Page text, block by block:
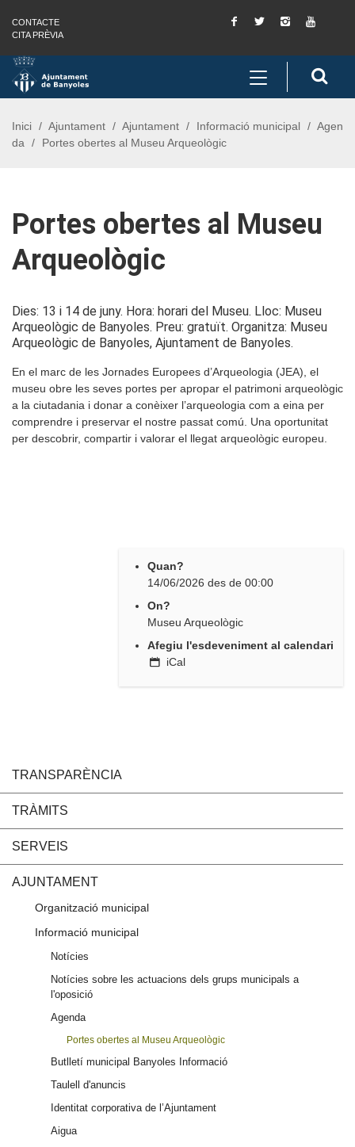
Saltar al contingut
Saltar a la navegació
Informació de contacte
CONTACTE
CITA PRÈVIA
Facebook
Twitter Instagram
Toggle
navigation
Inici Ajuntament Ajuntament Informació municipal
Agen
da
Portes obertes al Museu Arqueològic
Portes obertes al Museu
Arqueològic
Dies: 13 i 14 de juny. Hora: horari del Museu. Lloc: Museu
Arqueològic de Banyoles. Preu: gratuït. Organitza: Museu
Arqueològic de Banyoles, Ajuntament de Banyoles.
En el marc de les Jornades Europees d’Arqueologia (JEA), el
museu obre les seves portes per apropar el patrimoni arqueològic
a la ciutadania i donar a conèixer l’arqueologia com a eina per
comprendre i preservar el nostre passat comú. Una oportunitat
per descobrir, compartir i valorar el llegat arqueològic europeu.
Quan?
14/06/2026 des de 00:00
On?
Museu Arqueològic
Afegiu l'esdeveniment al calendari
iCal
TRANSPARÈNCIA
TRÀMITS
SERVEIS
AJUNTAMENT
Organització municipal
Informació municipal
Notícies
Notícies sobre les actuacions dels grups municipals a
l'oposició
Agenda
Portes obertes al Museu Arqueològic
Butlletí municipal Banyoles Informació
Taulell d'anuncis
Identitat corporativa de l’Ajuntament
Aigua